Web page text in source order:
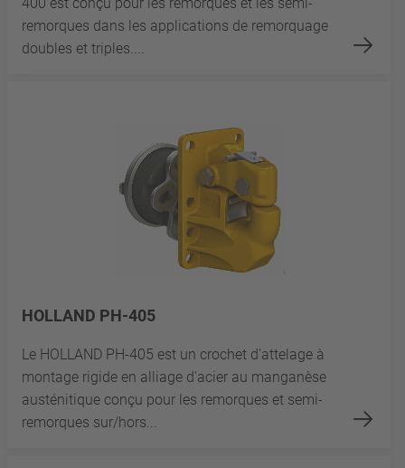
remorques dans les applications de remorquage
doubles et triples....
HOLLAND PH-405
Le HOLLAND PH-405 est un crochet d'attelage à
montage rigide en alliage d'acier au manganèse
austénitique conçu pour les remorques et semi-
remorques sur/hors...